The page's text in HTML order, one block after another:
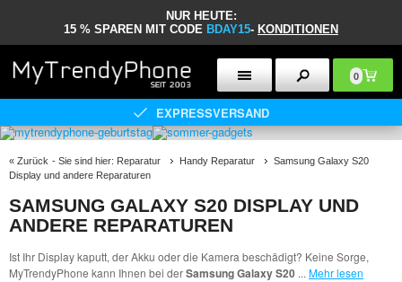
NUR HEUTE:
15 % SPAREN MIT CODE BDAY15- KONDITIONEN
0
EXPRESSVERSAND
« Zurück - Sie sind hier: Reparatur Handy Reparatur
Samsung Galaxy S20
Display und andere Reparaturen
SAMSUNG GALAXY S20 DISPLAY UND
ANDERE REPARATUREN
Ist Ihr Display kaputt, der Akku oder die Kamera beschädigt? Keine Sorge,
MyTrendyPhone kann Ihnen bei derSamsung Galaxy S20 ... Mehr lesen